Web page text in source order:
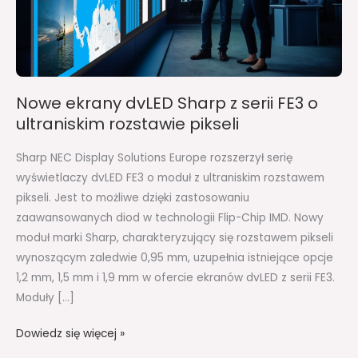
Nowe ekrany dvLED Sharp z serii FE3 o
ultraniskim rozstawie pikseli
Sharp NEC Display Solutions Europe rozszerzył serię
wyświetlaczy dvLED FE3 o moduł z ultraniskim rozstawem
pikseli. Jest to możliwe dzięki zastosowaniu
zaawansowanych diod w technologii Flip-Chip IMD. Nowy
moduł marki Sharp, charakteryzujący się rozstawem pikseli
wynoszącym zaledwie 0,95 mm, uzupełnia istniejące opcje
1,2 mm, 1,5 mm i 1,9 mm w ofercie ekranów dvLED z serii FE3.
Moduły […]
ultraniskim
rozstawie
pikseli
Dowiedz się więcej »